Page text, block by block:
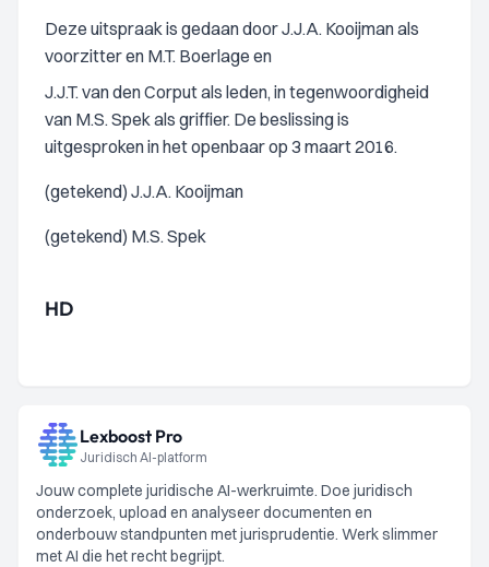
Deze uitspraak is gedaan door J.J.A. Kooijman als
voorzitter en M.T. Boerlage en
J.J.T. van den Corput als leden, in tegenwoordigheid
van M.S. Spek als griffier. De beslissing is
uitgesproken in het openbaar op 3 maart 2016.
(getekend) J.J.A. Kooijman
(getekend) M.S. Spek
HD
Lexboost Pro
Juridisch AI-platform
Jouw complete juridische AI-werkruimte. Doe juridisch
onderzoek, upload en analyseer documenten en
onderbouw standpunten met jurisprudentie. Werk slimmer
met AI die het recht begrijpt.